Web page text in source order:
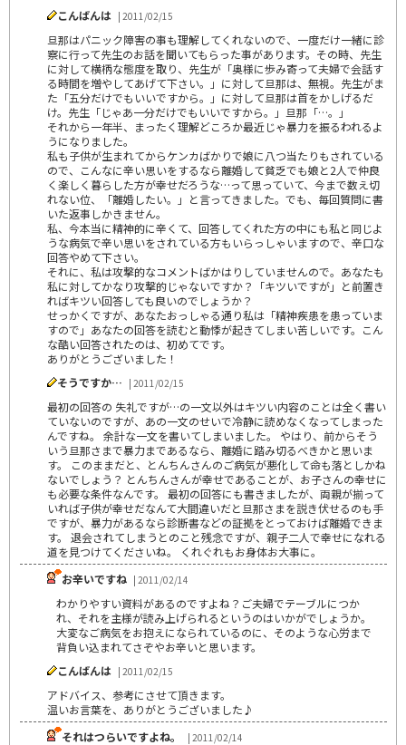
こんばんは | 2011/02/15
旦那はパニック障害の事も理解してくれないので、一度だけ一緒に診
察に行って先生のお話を聞いてもらった事があります。その時、先生
に対して横柄な態度を取り、先生が「奥様に歩み寄って夫婦で会話す
る時間を増やしてあげて下さい。」に対して旦那は、無視。先生がま
た「五分だけでもいいですから。」に対して旦那は首をかしげるだ
け。先生「じゃあ一分だけでもいいですから。」旦那「…。」
それから一年半、まったく理解どころか最近じゃ暴力を振るわれるよ
うになりました。
私も子供が生まれてからケンカばかりで娘に八つ当たりもされている
ので、こんなに辛い思いをするなら離婚して貧乏でも娘と2人で仲良
く楽しく暮らした方が幸せだろうな…って思っていて、今まで数え切
れない位、「離婚したい。」と言ってきました。でも、毎回質問に書
いた返事しかきません。
私、今本当に精神的に辛くて、回答してくれた方の中にも私と同じよ
うな病気で辛い思いをされている方もいらっしゃいますので、辛口な
回答やめて下さい。
それに、私は攻撃的なコメントばかはりしていませんので。あなたも
私に対してかなり攻撃的じゃないですか？「キツいですが」と前置き
ればキツい回答しても良いのでしょうか？
せっかくですが、あなたおっしゃる通り私は「精神疾患を患っていま
すので」あなたの回答を読むと動悸が起きてしまい苦しいです。こん
な酷い回答されたのは、初めてです。
ありがとうございました！
そうですか… | 2011/02/15
最初の回答の 失礼ですが…の一文以外はキツい内容のことは全く書い
ていないのですが、あの一文のせいで冷静に読めなくなってしまった
んですね。 余計な一文を書いてしまいました。 やはり、前からそう
いう旦那さまで暴力まであるなら、離婚に踏み切るべきかと思いま
す。 このままだと、とんちんさんのご病気が悪化して命も落としかね
ないでしょう？ とんちんさんが幸せであることが、お子さんの幸せに
も必要な条件なんです。 最初の回答にも書きましたが、両親が揃って
いれば子供が幸せだなんて大間違いだと旦那さまを説き伏せるのも手
ですが、暴力があるなら診断書などの証拠をとっておけば離婚できま
す。 退会されてしまうとのこと残念ですが、親子二人で幸せになれる
道を見つけてくださいね。 くれぐれもお身体お大事に。
お辛いですね | 2011/02/14
わかりやすい資料があるのですよね？ご夫婦でテーブルにつか
れ、それを主様が読み上げられるというのはいかがでしょうか。
大変なご病気をお抱えになられているのに、そのような心労まで
背負い込まれてさぞやお辛いと思います。
こんばんは | 2011/02/15
アドバイス、参考にさせて頂きます。
温いお言葉を、ありがとうございました♪
それはつらいですよね。
| 2011/02/14